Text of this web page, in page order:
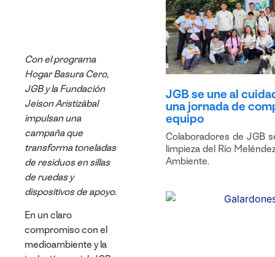
Con el programa
Hogar Basura Cero,
JGB y la Fundación
Jeison Aristizábal
impulsan una
campaña que
transforma toneladas
de residuos en sillas
de ruedas y
dispositivos de apoyo.
En un claro
compromiso con el
medioambiente y la
JGB se une al
una jornada de
equipo
Colaboradores de JGB
limpieza del Río
Ambiente.